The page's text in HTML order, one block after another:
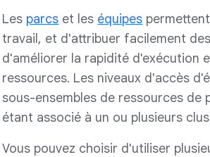
Les parcs et les équipes
travail, et d'attribuer facilement
d'améliorer la rapidité d'exécution
ressources. Les niveaux d'accès
sous-ensembles de ressources de
étant associé à un ou plusieurs
Vous pouvez choisir d'utiliser